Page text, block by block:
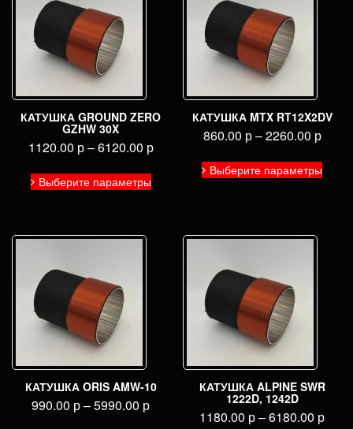
КАТУШКА GROUND ZERO
GZHW 30X
1120.00 р–6120.00 р
Выберите параметры
Этот
товар
вариаций.
КАТУШКА MTX RT12X2DV
860.00 р–2260.00 р
Выберите параметры
Этот
товар
КАТУШКА ORIS AMW-10
990.00 р–5990.00 р
КАТУШКА ALPINE SWR
1222D, 1242D
1180.00 р–6180.00 р